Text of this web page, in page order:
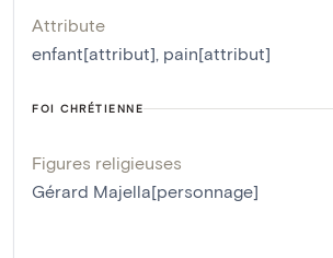
Attribute
enfant[attribut], pain[attribut]
FOI CHRÉTIENNE
Figures religieuses
Gérard Majella[personnage]